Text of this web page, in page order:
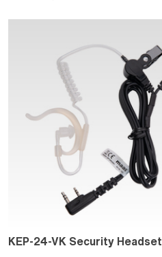
KEP-24-VK Security Headset